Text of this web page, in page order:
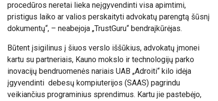
procedūros neretai lieka neįgyvendinti visa apimtimi,
pristigus laiko ar valios perskaityti advokatų parengtą šūsnį
dokumentų“, – neabejoja „TrustGuru“ bendraįkūrėjas.
Būtent įsigilinus į šiuos verslo iššūkius, advokatų įmonei
kartu su partneriais, Kauno mokslo ir technologijų parko
inovacijų bendruomenės nariais UAB „Adroiti“ kilo idėja
įgyvendinti debesų kompiuterijos (SAAS) pagrindu
veikiančius programinius sprendimus. Kartu jie pastebėjo,